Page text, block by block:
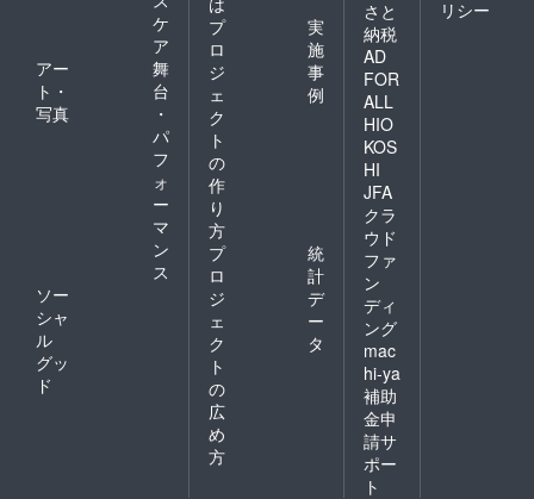
ケ
ア
アー
ト・
写真
舞
台
・
パ
フ
ォ
ー
マ
ン
ス
ソー
シャ
ル
グッ
ド
プ
ロ
ジ
ェ
ク
ト
の
作
り
方
実
施
事
例
プ
ロ
ジ
ェ
ク
ト
の
広
め
方
統
計
デ
ー
タ
さと
納税
AD
FOR
ALL
HIO
KOS
HI
JFA
クラ
ウド
ファ
ン
ディ
ング
mac
hi-ya
補助
金申
請サ
ポー
ト
リシー